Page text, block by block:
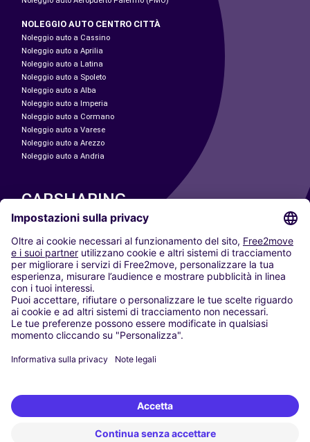
NOLEGGIO AUTO CENTRO CITTÀ
Noleggio auto a Cassino
Noleggio auto a Aprilia
Noleggio auto a Latina
Noleggio auto a Spoleto
Noleggio auto a Alba
Noleggio auto a Imperia
Noleggio auto a Cormano
Noleggio auto a Varese
Noleggio auto a Arezzo
Noleggio auto a Andria
CARSHARING
LE NOSTRE CITTÀ
Paris
Madrid
Washington DC
Milano
Roma
Torino
Vienna
Berlino
Düsseldorf